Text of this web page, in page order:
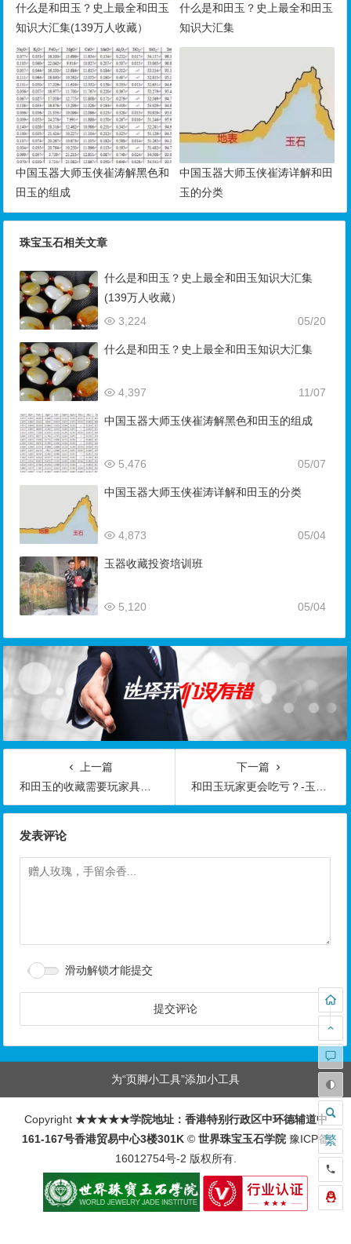
什么是和田玉？史上最全和田玉
知识大汇集(139万人收藏）
什么是和田玉？史上最全和田玉
知识大汇集
中国玉器大师玉侠崔涛解黑色和
田玉的组成
中国玉器大师玉侠崔涛详解和田
玉的分类
珠宝玉石相关文章
什么是和田玉？史上最全和田玉知识大汇集
(139万人收藏）
05/20
3,224
什么是和田玉？史上最全和田玉知识大汇集
11/07
4,397
中国玉器大师玉侠崔涛解黑色和田玉的组成
05/07
5,476
中国玉器大师玉侠崔涛详解和田玉的分类
05/04
4,873
玉器收藏投资培训班
05/04
5,120
上一篇
和田玉的收藏需要玩家具备专业知识-玉器鉴定师培训核心内容
下一篇
和田玉玩家更会吃亏？-玉器鉴定师培训核心内容
发表评论
滑动解锁才能提交
为“页脚小工具”添加小工具
Copyright ★★★★★学院地址：香港特别行政区中环德辅道中
161-167号香港贸易中心3楼301K © 世界珠宝玉石学院 豫ICP备
16012754号-2 版权所有.
繁